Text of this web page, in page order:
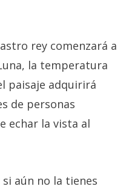
rey comenzará a
la temperatura
paisaje adquirirá
de personas
echar la vista al
aún no la tienes